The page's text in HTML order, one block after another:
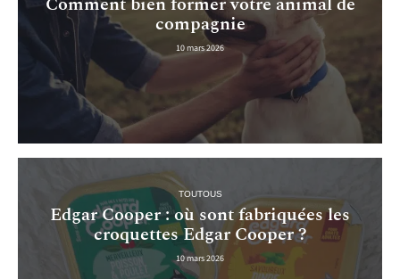
compagnie
10 mars 2026
TOUTOUS
Edgar Cooper : où sont fabriquées les
croquettes Edgar Cooper ?
10 mars 2026